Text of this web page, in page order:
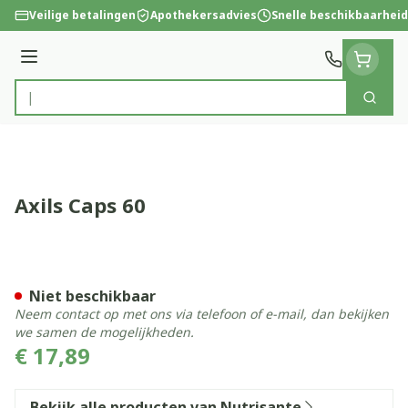
Ga naar de inhoud
Veilige betalingen Apothekersadvies Snelle beschikbaarheid
Menu
Product, merk, categorie...
Zoek
Axils Caps 60
€ 17,89
Niet beschikbaar
Neem contact op met ons via telefoon of e-mail, dan bekijken
we samen de mogelijkheden.